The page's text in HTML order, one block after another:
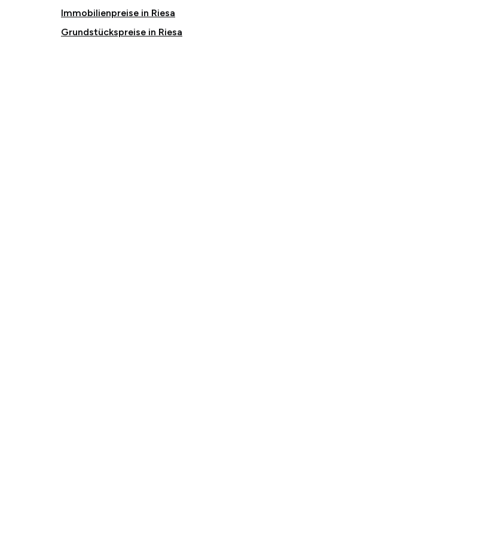
Immobilienpreise in Riesa
Grundstückspreise in Riesa